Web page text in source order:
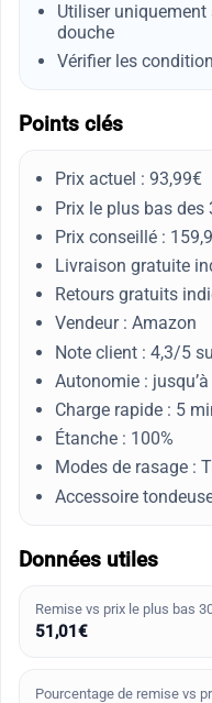
Utiliser uniquement
douche
Vérifier les
Points clés
Prix actuel : 93,99€
Prix le plus bas des
Prix conseillé :
Livraison gratuite
Retours gratuits
Vendeur : Amazon
Note client : 4,3/5
Autonomie :
Charge rapide : 5
Étanche : 100%
Modes de rasage :
Accessoire
Données utiles
Remise vs prix le plus bas
51,01€
Pourcentage de remise vs